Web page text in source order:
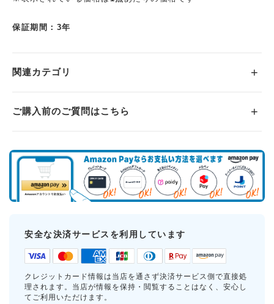
保証期間：3年
関連カテゴリ
ご購入前のご質問はこちら
安全な決済サービスを利用しています
クレジットカード情報は当店を通さず決済サービス側で直接処
理されます。当店が情報を保持・閲覧することはなく、安心し
てご利用いただけます。